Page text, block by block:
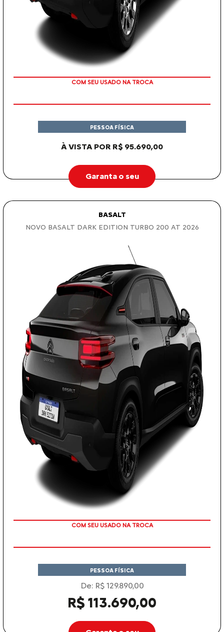
OU TAXA 0%
À VISTA POR R$ 95.690,00
PESSOA FÍSICA
Garanta o seu
BASALT
NOVO BASALT DARK EDITION TURBO 200 AT 2026
TAXA ZERO
PESSOA FÍSICA
De: R$ 129.890,00
R$ 113.690,00